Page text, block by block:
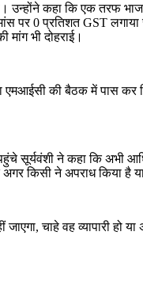
कहा कि एक तरफ
0 प्रतिशत GST लगाया
भी दोहराई।
एमआईसी की बैठक में पास कर
ने कहा कि अभी
किसी ने अपराध किया है या
चाहे वह व्यापारी हो या